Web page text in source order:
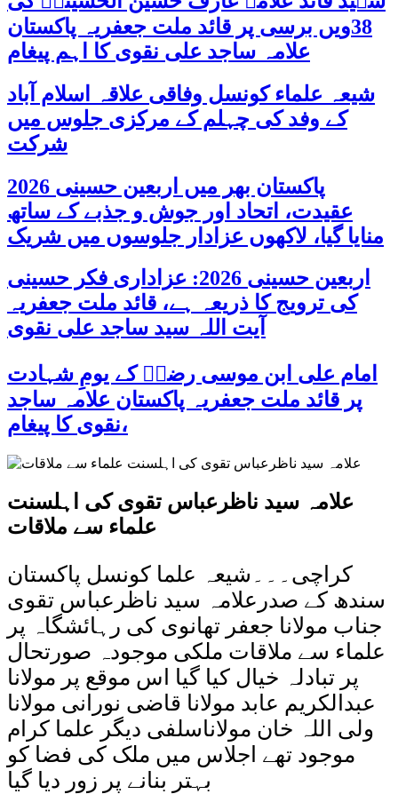
38ویں برسی پر قائد ملت جعفریہ پاکستان
علامہ ساجد علی نقوی کا اہم پیغام
شیعہ علماء کونسل وفاقی علاقہ اسلام آباد
کے وفد کی چہلم کے مرکزی جلوس میں
شرکت
پاکستان بھر میں اربعین حسینی 2026
عقیدت، اتحاد اور جوش و جذبے کے ساتھ
منایا گیا، لاکھوں عزادار جلوسوں میں شریک
اربعین حسینی 2026: عزاداری فکر حسینی
کی ترویج کا ذریعہ ہے، قائد ملت جعفریہ
آیت اللہ سید ساجد علی نقوی
امام علی ابن موسی رضاؑ کے یومِ شہادت
پر قائد ملت جعفریہ پاکستان علامہ ساجد
نقوی کا پیغام،
علامہ سید ناظرعباس تقوی کی اہلسنت
علماء سے ملاقات
کراچی۔۔۔شیعہ علما کونسل پاکستان
سندھ کے صدرعلامہ سید ناظرعباس تقوی
جناب مولانا جعفر تھانوی کی رہائشگاہ پر
علماء سے ملاقات ملکی موجودہ صورتحال
پر تبادلہ خیال کیا گیا اس موقع پر مولانا
عبدالکریم عابد مولانا قاضی نورانی مولانا
ولی اللہ خان مولاناسلفی دیگر علما کرام
موجود تھے اجلاس میں ملک کی فضا کو
بہتر بنانے پر زور دیا گیا